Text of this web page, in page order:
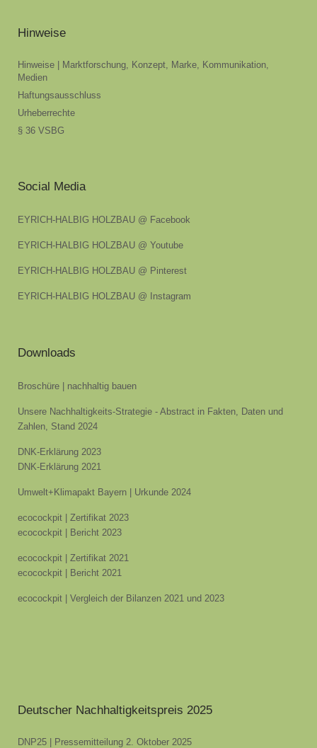
Hinweise
Hinweise | Marktforschung, Konzept, Marke, Kommunikation,
Medien
Haftungsausschluss
Urheberrechte
§ 36 VSBG
Social Media
EYRICH-HALBIG HOLZBAU @ Facebook
EYRICH-HALBIG HOLZBAU @ Youtube
EYRICH-HALBIG HOLZBAU @ Pinterest
EYRICH-HALBIG HOLZBAU @ Instagram
Downloads
Broschüre | nachhaltig bauen
Unsere Nachhaltigkeits-Strategie - Abstract in Fakten, Daten und
Zahlen, Stand 2024
DNK-Erklärung 2023
DNK-Erklärung 2021
Umwelt+Klimapakt Bayern | Urkunde 2024
ecocockpit | Zertifikat 2023
ecocockpit | Bericht 2023
ecocockpit | Zertifikat 2021
ecocockpit | Bericht 2021
ecocockpit | Vergleich der Bilanzen 2021 und 2023
Deutscher Nachhaltigkeitspreis 2025
DNP25 | Pressemitteilung 2. Oktober 2025